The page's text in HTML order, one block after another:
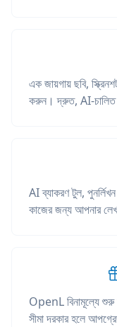
এক জায়গায় ছবি,
করুন। দ্রুত, AI-চালিত
AI ব্যাকরণ টুল,
কাজের জন্য আপনার
OpenL বিনামূল্যে শুরু
সীমা দরকার হলে